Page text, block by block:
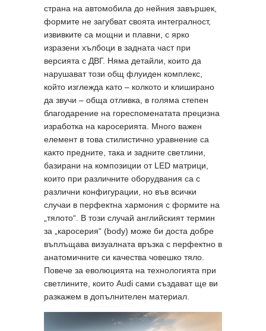
страна на автомобила до нейния завършек,
формите не загубват своята интегралност,
извивките са мощни и плавни, с ярко
изразени хълбоци в задната част при
версията с ДВГ. Няма детайли, които да
нарушават този общ флуиден комплекс,
който изглежда като – колкото и клиширано
да звучи – обща отливка, в голяма степен
благодарение на гореспоменатата прецизна
изработка на каросерията. Много важен
елемент в това стилистично уравнение са
както предните, така и задните светлини,
базирани на композиции от LED матрици,
които при различните оборудвания са с
различни конфигурации, но във всички
случаи в перфектна хармония с формите на
„тялото“. В този случай английският термин
за „каросерия“ (body) може би доста добре
въплъщава визуалната връзка с перфектно в
анатомичните си качества човешко тяло.
Повече за еволюцията на технологията при
светлините, които Audi сами създават ще ви
разкажем в допълнителен материал.